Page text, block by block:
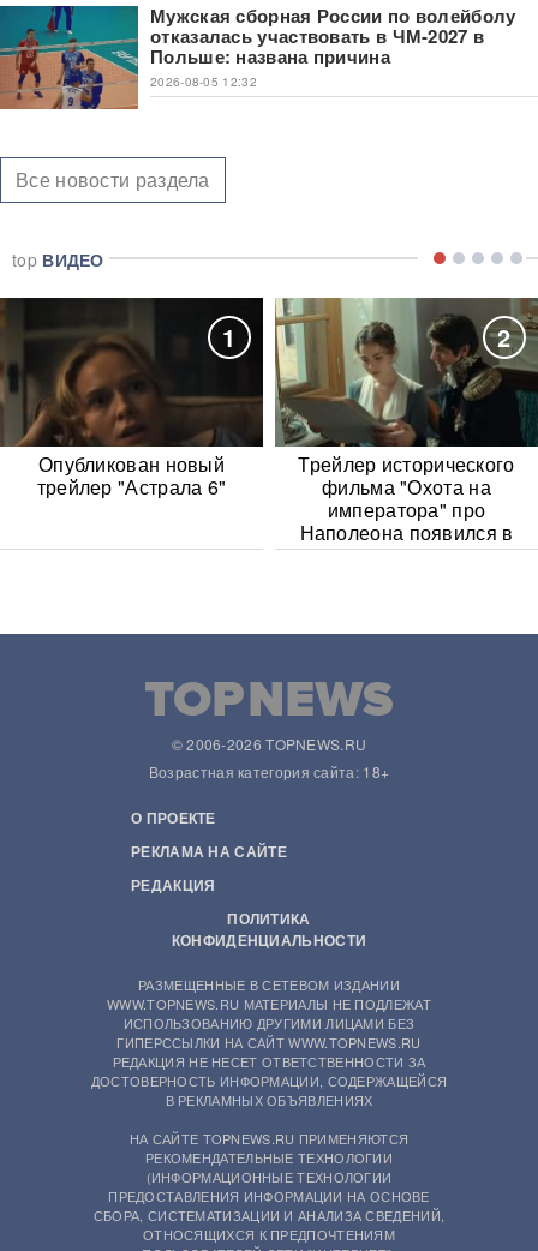
Мужская сборная России по волейболу
отказалась участвовать в ЧМ-2027 в
Польше: названа причина
2026-08-05 12:32
Все новости раздела
top ВИДЕО
1
Опубликован новый
трейлер "Астрала 6"
2
Трейлер исторического
фильма "Охота на
императора" про
Наполеона появился в
Сети
© 2006-2026 TOPNEWS.RU
Возрастная категория сайта: 18+
О ПРОЕКТЕ
РЕКЛАМА НА САЙТЕ
РЕДАКЦИЯ
ПОЛИТИКА
КОНФИДЕНЦИАЛЬНОСТИ
РАЗМЕЩЕННЫЕ В СЕТЕВОМ ИЗДАНИИ
WWW.TOPNEWS.RU МАТЕРИАЛЫ НЕ ПОДЛЕЖАТ
ИСПОЛЬЗОВАНИЮ ДРУГИМИ ЛИЦАМИ БЕЗ
ГИПЕРССЫЛКИ НА САЙТ WWW.TOPNEWS.RU
РЕДАКЦИЯ НЕ НЕСЕТ ОТВЕТСТВЕННОСТИ ЗА
ДОСТОВЕРНОСТЬ ИНФОРМАЦИИ, СОДЕРЖАЩЕЙСЯ
В РЕКЛАМНЫХ ОБЪЯВЛЕНИЯХ
НА САЙТЕ TOPNEWS.RU ПРИМЕНЯЮТСЯ
РЕКОМЕНДАТЕЛЬНЫЕ ТЕХНОЛОГИИ
(ИНФОРМАЦИОННЫЕ ТЕХНОЛОГИИ
ПРЕДОСТАВЛЕНИЯ ИНФОРМАЦИИ НА ОСНОВЕ
СБОРА, СИСТЕМАТИЗАЦИИ И АНАЛИЗА СВЕДЕНИЙ,
ОТНОСЯЩИХСЯ К ПРЕДПОЧТЕНИЯМ